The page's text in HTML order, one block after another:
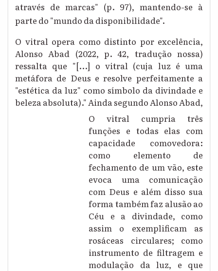
através de marcas" (p. 97), mantendo-se à
parte do "mundo da disponibilidade".
O vitral opera como distinto por excelência,
Alonso Abad (2022, p. 42, tradução nossa)
ressalta que "[...] o vitral (cuja luz é uma
metáfora de Deus e resolve perfeitamente a
"estética da luz" como símbolo da divindade e
beleza absoluta)." Ainda segundo Alonso Abad,
O vitral cumpria três
funções e todas elas com
capacidade comovedora:
como elemento de
fechamento de um vão, este
evoca uma comunicação
com Deus e além disso sua
forma também faz alusão ao
Céu e a divindade, como
assim o exemplificam as
rosáceas circulares; como
instrumento de filtragem e
modulação da luz, e que